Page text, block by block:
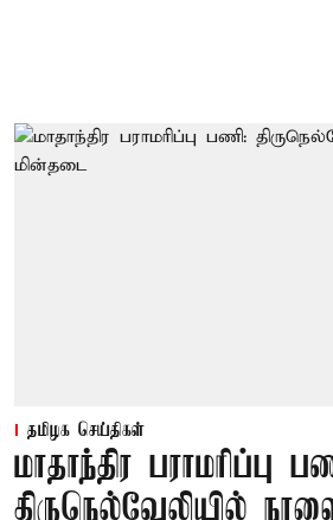
தமிழக செய்திகள்
மாதாந்திர பராமரிப்பு
திருநெல்வேலியில்